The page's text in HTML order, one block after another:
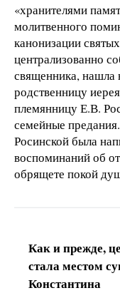
«хранителями
молитвенного
канонизации
централизованно
священника,
родственницу
племянницу Е.В.
семейные
Росинской была
воспоминаний об
обрящете покой
Как и прежде,
стала местом
Константина